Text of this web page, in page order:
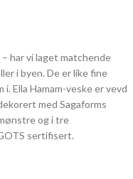
har vi laget matchende
i byen. De er like fine
Ella Hamam-veske er vevd
med Sagaforms
og i tre
sertifisert.